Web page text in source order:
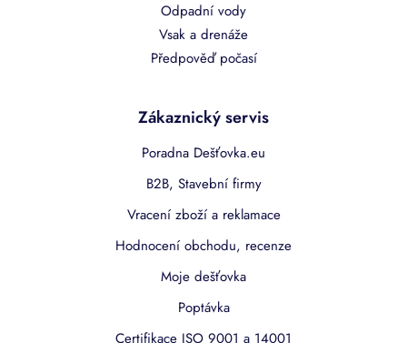
Odpadní vody
Vsak a drenáže
Předpověď počasí
Zákaznický servis
Poradna Dešťovka.eu
B2B, Stavební firmy
Vracení zboží a reklamace
Hodnocení obchodu, recenze
Moje dešťovka
Poptávka
Certifikace ISO 9001 a 14001